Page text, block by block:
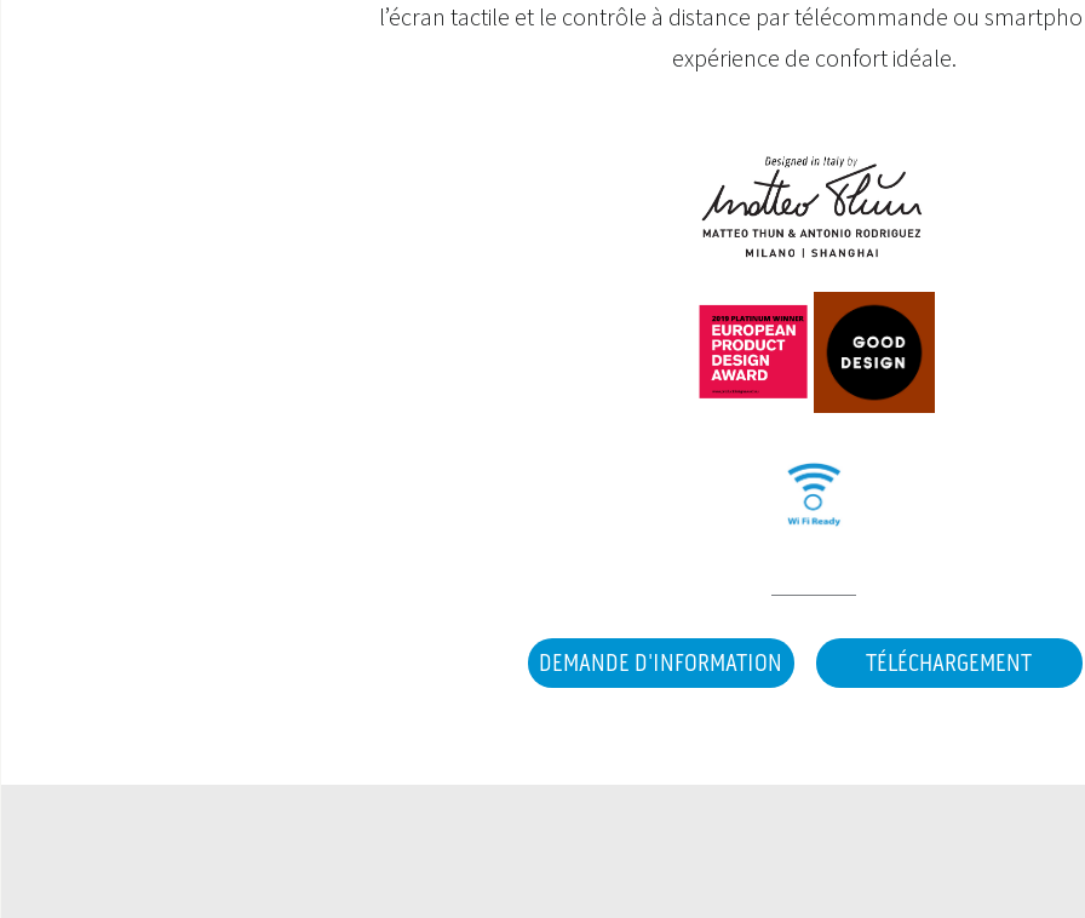
l’écran tactile et le contrôle à distance par télécommande ou
expérience de confort idéale.
DEMANDE D'INFORMATION TÉLÉCHARGEMENT